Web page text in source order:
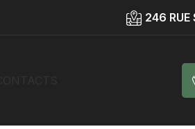
246 RUE